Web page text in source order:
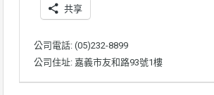
共享
公司電話: (05)232-8899
公司住址: 嘉義市友和路93號1樓